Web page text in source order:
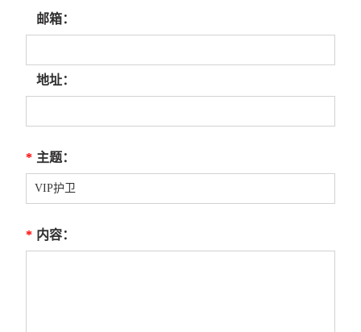
邮箱：
地址：
* 主题：
* 内容：